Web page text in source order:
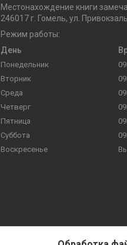
Местонахождение книги
246017 г. Гомель, ул.
Режим работы:
День
Понедельник
Вторник
Среда
Четверг
Пятница
Суббота
Воскресенье